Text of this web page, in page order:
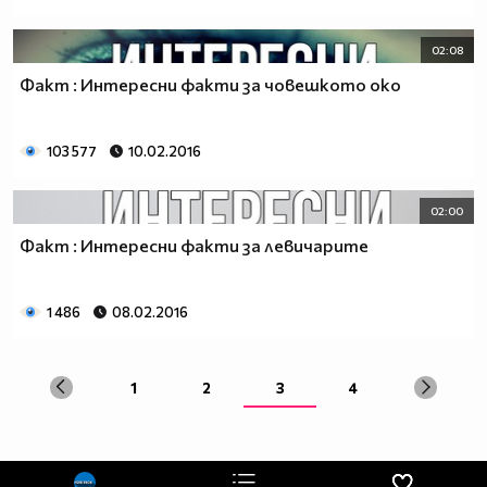
02:08
Факт : Интересни факти за човешкото око
103 577 10.02.2016
02:00
Факт : Интересни факти за левичарите
1 486 08.02.2016
1 2 3 4